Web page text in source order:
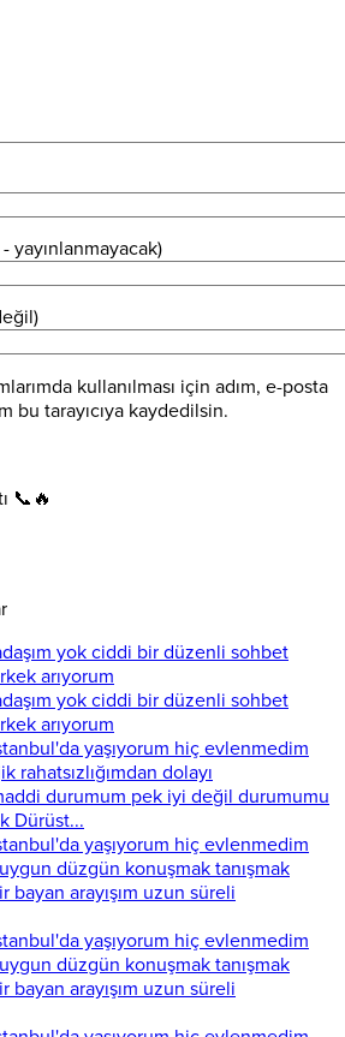
yayınlanmayacak)
kullanılması için adım, e-posta
bu tarayıcıya kaydedilsin.
📞🔥
yok ciddi bir düzenli sohbet
arıyorum
yok ciddi bir düzenli sohbet
arıyorum
yaşıyorum hiç evlenmedim
rahatsızlığımdan dolayı
durumum pek iyi değil durumumu
Dürüst...
yaşıyorum hiç evlenmedim
uygun düzgün konuşmak tanışmak
bayan arayışım uzun süreli
yaşıyorum hiç evlenmedim
uygun düzgün konuşmak tanışmak
bayan arayışım uzun süreli